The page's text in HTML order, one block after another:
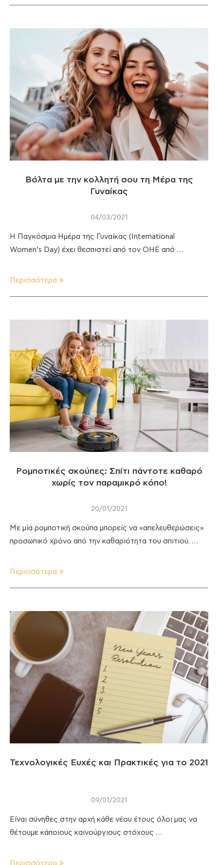
Βόλτα με την κολλητή σου τη Μέρα της
Γυναίκας
04/03/2021
Η Παγκόσμια Ημέρα της Γυναίκας (International
Women’s Day) έχει θεσπιστεί από τον ΟΗΕ από …
Περισσότερα
Ρομποτικές σκούπες: Σπίτι πάντοτε καθαρό
χωρίς τον παραμικρό κόπο!
20/01/2021
Με μία ρομποτική σκούπα μπορείς να «απελευθερώσεις»
προσωπικό χρόνο από την καθαριότητα του σπιτιού, …
Περισσότερα
Τεχνολογικές Ευχές και Πρακτικές για το 2021
09/01/2021
Είναι σύνηθες στην αρχή κάθε νέου έτους όλοι μας να
θέτουμε κάποιους καινούργιους στόχους …
Περισσότερα